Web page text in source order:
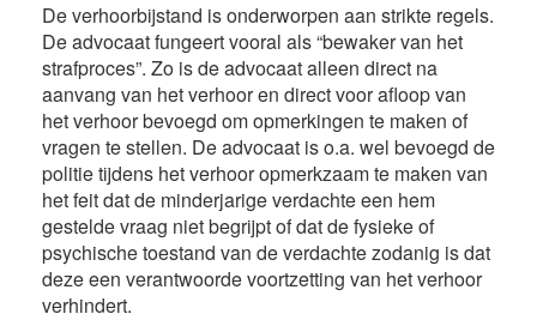
De verhoorbijstand is onderworpen aan strikte regels.
De advocaat fungeert vooral als “bewaker van het
strafproces”. Zo is de advocaat alleen direct na
aanvang van het verhoor en direct voor afloop van
het verhoor bevoegd om opmerkingen te maken of
vragen te stellen. De advocaat is o.a. wel bevoegd de
politie tijdens het verhoor opmerkzaam te maken van
het feit dat de minderjarige verdachte een hem
gestelde vraag niet begrijpt of dat de fysieke of
psychische toestand van de verdachte zodanig is dat
deze een verantwoorde voortzetting van het verhoor
verhindert.